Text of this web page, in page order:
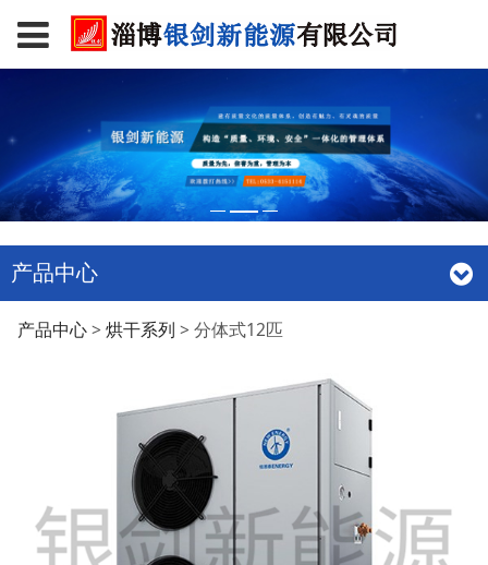
产品中心
分体式12匹
产品中心> 烘干系列 > 分体式12匹